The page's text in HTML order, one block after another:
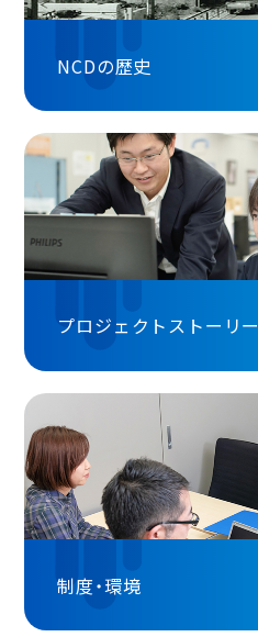
NCDの歴史
プロジェクトストーリー
制度・環境